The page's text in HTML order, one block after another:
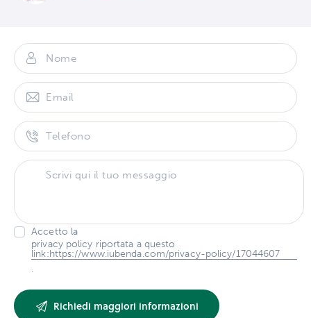
Accetto la
privacy policy riportata a questo
link:https://www.iubenda.com/privacy-policy/17044607
.